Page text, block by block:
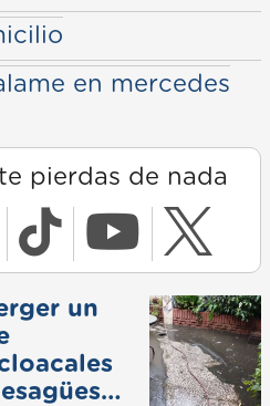
en mercedes
pierdas de nada
un